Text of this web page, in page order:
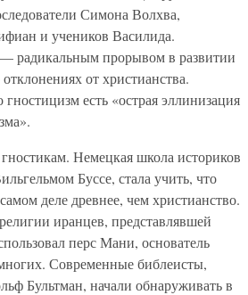
Симона Волхва,
и учеников Василида.
радикальным прорывом в развитии
от христианства.
есть «острая эллинизация
Немецкая школа историков
Буссе, стала учить, что
деле древнее, чем христианство.
иранцев, представлявшей
перс Мани, основатель
Современные библеисты,
Бультман, начали обнаруживать в